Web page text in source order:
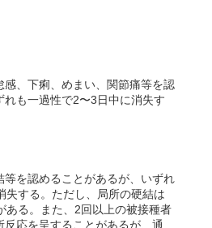
、下痢、めまい、関節痛等を認
も一過性で2〜3日中に消失す
を認めることがあるが、いずれ
失する。ただし、局所の硬結は
ある。また、2回以上の被接種者
応を呈することがあるが、通